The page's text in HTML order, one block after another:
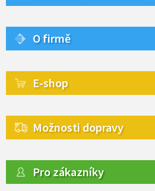
O firmě
E-shop
Možnosti dopravy
Pro zákazníky